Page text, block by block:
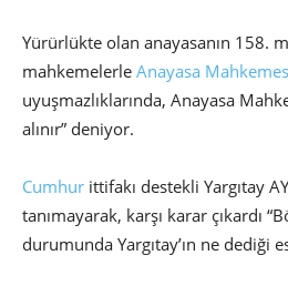
Yürürlükte olan anayasanın 158.
mahkemelerle Anayasa
uyuşmazlıklarında, Anayasa
alınır” deniyor.
Cumhur ittifakı destekli Yargıtay
tanımayarak, karşı karar çıkardı
durumunda Yargıtay’ın ne dediği